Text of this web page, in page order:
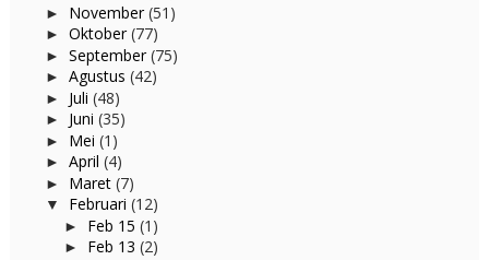
► November(51)
► Oktober(77)
► September(75)
► Agustus (42)
► Juli (48)
► Juni (35)
► Mei (1)
► April (4)
► Maret (7)
▼ Februari (12)
► Feb 15 (1)
► Feb 13 (2)